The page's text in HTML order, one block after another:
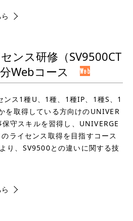
ンス研修（SV9500CT
Webコース
ンス1種U、1種、1種IP、1種S、1
を取得している方向けのUNIVER
守スキルを習得し、UNIVERGE
ライセンス取得を目指すコース
り、SV9500との違いに関する技